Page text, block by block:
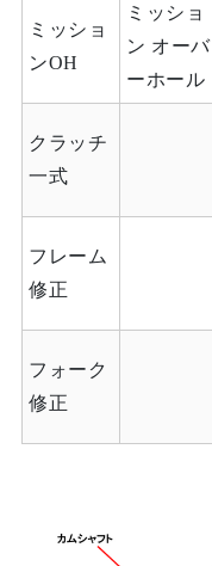
ミッショ
ンOH
ミッショ
ン オーバ
ーホール
クラッチ
一式
フレーム
修正
フォーク
修正